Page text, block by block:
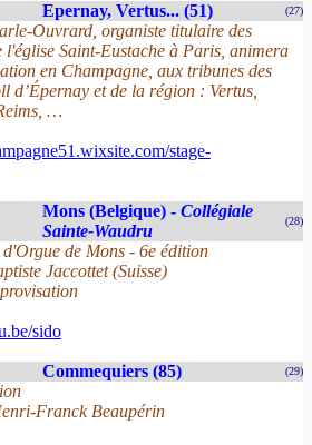
Epernay, Vertus... (51) (27)
Ouvrard, organiste titulaire des
l'église Saint-Eustache à Paris, animera
en Champagne, aux tribunes des
d’Épernay et de la région : Vertus,
…
stage-
Mons (Belgique) - Collégiale
Sainte-Waudru
(28)
de Mons - 6e édition
Jaccottet (Suisse)
sido
Commequiers (85) (29)
Franck Beaupérin